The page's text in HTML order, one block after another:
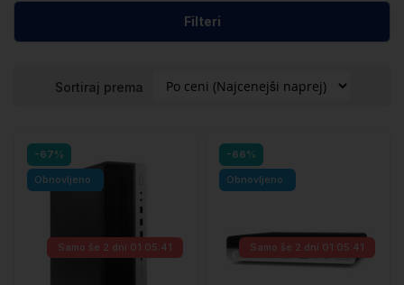
Filteri
Sortiraj prema
-67%
Obnovljeno
Samo še 2 dni 01:05:41
-66%
Obnovljeno
Samo še 2 dni 01:05:41